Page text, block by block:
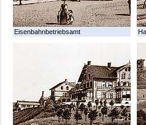
Eisenbahnbetriebsamt